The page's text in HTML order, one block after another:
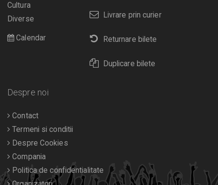
Livrare prin curier
Returnare bilete
Duplicare bilete
Cultura
Diverse
Calendar
Despre noi
Contact
Termeni si conditii
Despre Cookies
Compania
Politica de confidentialitate